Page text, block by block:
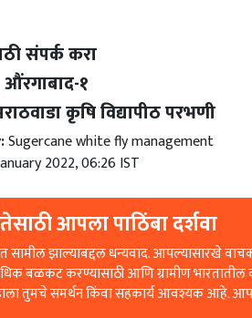
संपर्क करा
औंरगाबाद-१
कृषि विद्यापीठ परभणी
Sugercane white fly management
2022, 06:26 IST
आपला पाठिंबा दर्शवा
सामील झाल्याबद्दल धन्यवाद. आपल्यासारखे
बळकट करण्यासाठी आणि ग्रामीण
तुमचे समर्थन किंवा सहकार्य आवश्यक आहे.